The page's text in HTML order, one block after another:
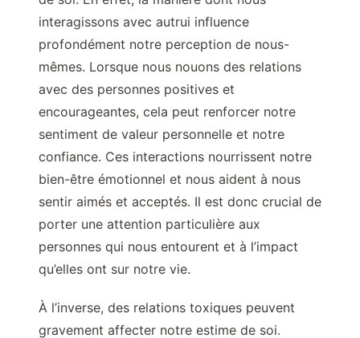
interagissons avec autrui influence
profondément notre perception de nous-
mêmes. Lorsque nous nouons des relations
avec des personnes positives et
encourageantes, cela peut renforcer notre
sentiment de valeur personnelle et notre
confiance. Ces interactions nourrissent notre
bien-être émotionnel et nous aident à nous
sentir aimés et acceptés. Il est donc crucial de
porter une attention particulière aux
personnes qui nous entourent et à l’impact
qu’elles ont sur notre vie.
À l’inverse, des relations toxiques peuvent
gravement affecter notre estime de soi.